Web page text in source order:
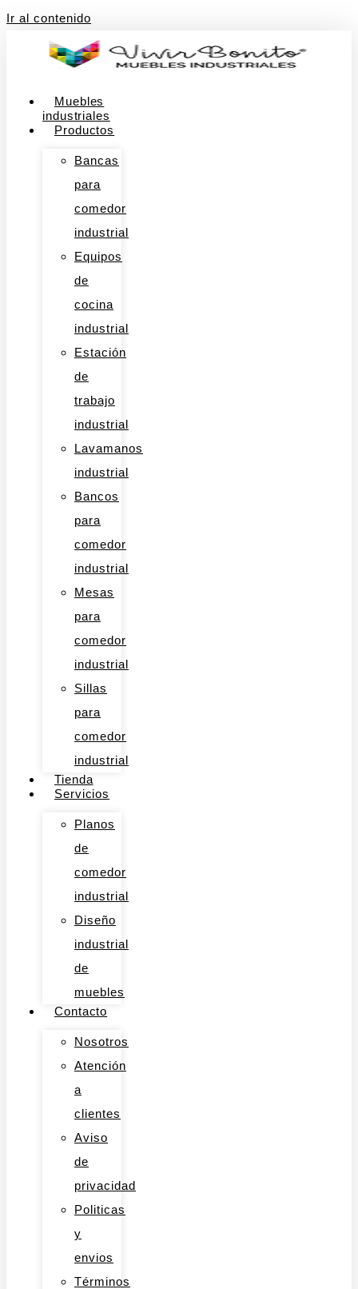
Ir al contenido
Muebles
industriales
Productos
Bancas
para
comedor
industrial
Equipos
de
cocina
industrial
Estación
de
trabajo
industrial
Lavamanos
industrial
Bancos
para
comedor
industrial
Mesas
para
comedor
industrial
Sillas
para
comedor
industrial
Tienda
Servicios
Planos
de
comedor
industrial
Diseño
industrial
de
muebles
Contacto
Nosotros
Atención
a
clientes
Aviso
de
privacidad
Politicas
y
envios
Términos